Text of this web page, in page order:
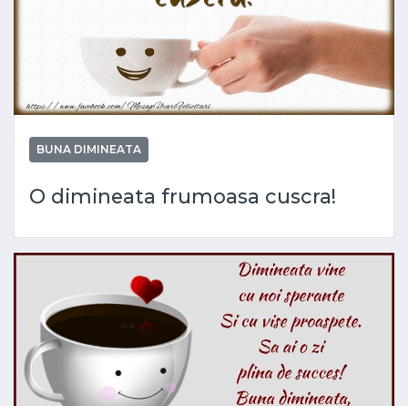
BUNA DIMINEATA
O dimineata frumoasa cuscra!